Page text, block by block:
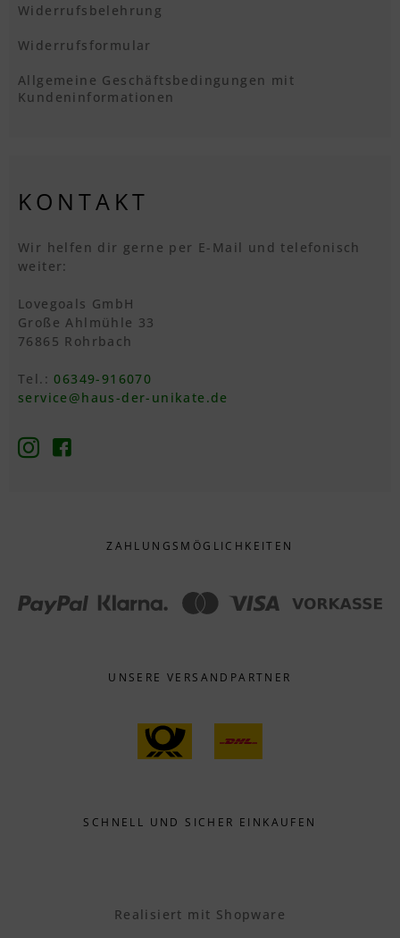
Widerrufsbelehrung
Widerrufsformular
Allgemeine Geschäftsbedingungen mit
Kundeninformationen
KONTAKT
Wir helfen dir gerne per E-Mail und telefonisch
weiter:
Lovegoals GmbH
Große Ahlmühle 33
76865 Rohrbach
Tel.:06349-916070
service@haus-der-unikate.de
ZAHLUNGS­MÖGLICHKEITEN
UNSERE VERSANDPARTNER
SCHNELL UND SICHER EINKAUFEN
Realisiert mit Shopware